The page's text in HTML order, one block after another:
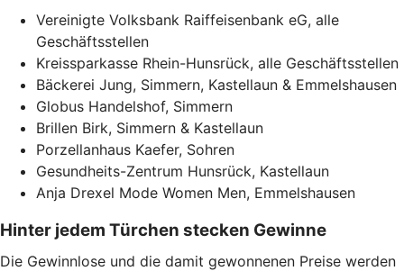
Vereinigte Volksbank Raiffeisenbank eG, alle
Geschäftsstellen
Kreissparkasse Rhein-Hunsrück, alle Geschäftsstellen
Bäckerei Jung, Simmern, Kastellaun & Emmelshausen
Globus Handelshof, Simmern
Brillen Birk, Simmern & Kastellaun
Porzellanhaus Kaefer, Sohren
Gesundheits-Zentrum Hunsrück, Kastellaun
Anja Drexel Mode Women Men, Emmelshausen
Hinter jedem Türchen stecken Gewinne
Die Gewinnlose und die damit gewonnenen Preise werden